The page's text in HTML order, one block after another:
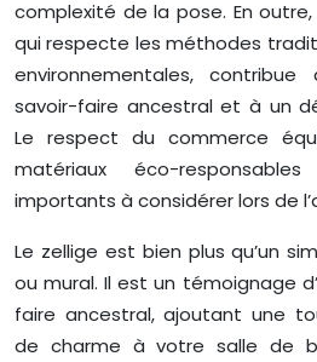
complexité de la pose. En
qui respecte les méthodes
environnementales,
savoir-faire ancestral et à un
Le respect du commerce
matériaux éco-
importants à considérer lors de
Le zellige est bien plus qu’un
ou mural. Il est un témoignage
faire ancestral, ajoutant une
de charme à votre salle de